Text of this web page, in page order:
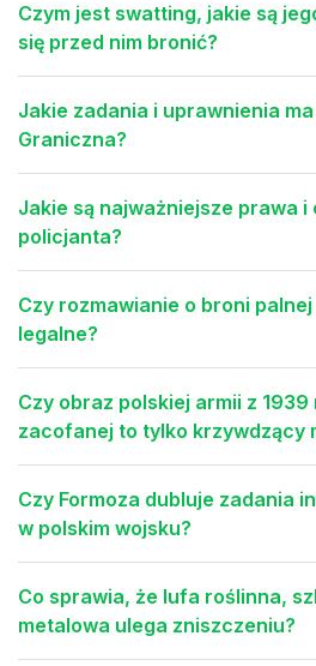
Czym jest swatting, jakie są
się przed nim bronić?
Jakie zadania i uprawnienia
Graniczna?
Jakie są najważniejsze prawa i
policjanta?
Czy rozmawianie o broni
legalne?
Czy obraz polskiej armii z 1939
zacofanej to tylko krzywdzący
Czy Formoza dubluje zadania
w polskim wojsku?
Co sprawia, że lufa roślinna,
metalowa ulega zniszczeniu?